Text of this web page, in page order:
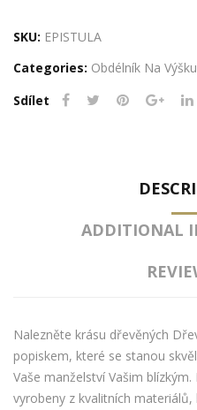
s
-
Epistula
SKU: EPISTULA
Categories: Obdélník Na Výšku
Sdílet
ADDITIONAL
Nalezněte krásu dřevěných
popiskem, které se stanou
Vaše manželství Vašim
vyrobeny z kvalitních